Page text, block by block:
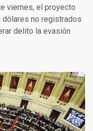
viernes, el proyecto
dólares no registrados
delito la evasión